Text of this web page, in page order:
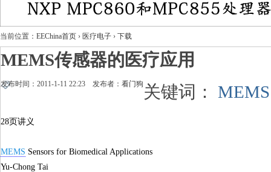
当前位置： EEChina首页 › 医疗电子 › 下载
MEMS传感器的医疗应用
发布时间：2011-1-11 22:23 发布者： 看门狗 关键词： MEMS
28页讲义
MEMS Sensors for Biomedical Applications
Yu-Chong Tai